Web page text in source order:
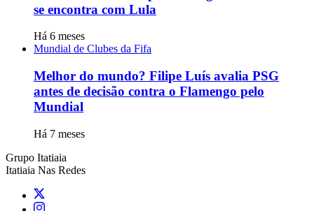
se encontra com Lula
Há 6 meses
Mundial de Clubes da Fifa
Melhor do mundo? Filipe Luís avalia PSG
antes de decisão contra o Flamengo pelo
Mundial
Há 7 meses
Grupo Itatiaia
Itatiaia Nas Redes